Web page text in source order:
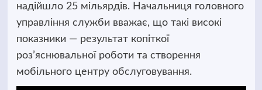
надійшло 25 мільярдів. Начальниця головного
управління служби вважає, що такі високі
показники — результат копіткої
роз’яснювальної роботи та створення
мобільного центру обслуговування.